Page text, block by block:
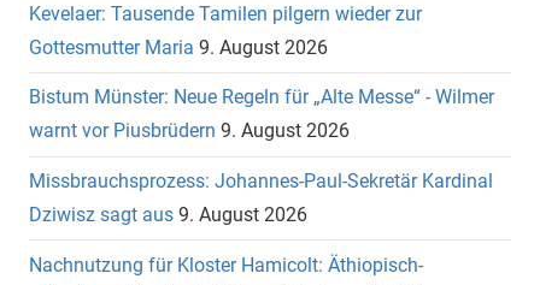
Kevelaer: Tausende Tamilen pilgern wieder zur
Gottesmutter Maria 9. August 2026
Bistum Münster: Neue Regeln für „Alte Messe“ - Wilmer
warnt vor Piusbrüdern 9. August 2026
Missbrauchsprozess: Johannes-Paul-Sekretär Kardinal
Dziwisz sagt aus 9. August 2026
Nachnutzung für Kloster Hamicolt: Äthiopisch-